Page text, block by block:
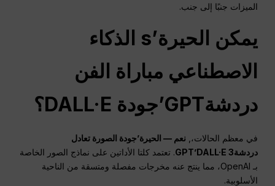
الميزات جنبًا إلى جنب.
يمكن الحيرة’s
الذكاء
الاصطناعي مباراة الفن
دردشةGPT
’جودة DALL·E؟
في معظم الحالات،, نعم — الحيرة’جودة الصورة تعادل
دردشةGPT’DALL·E 3
. تعتمد كلتا الأداتين على نماذج الصور الخاصة
بـ OpenAI، مما ينتج عنه مخرجات مفصلة ومتسقة من الناحية
الأسلوبية.